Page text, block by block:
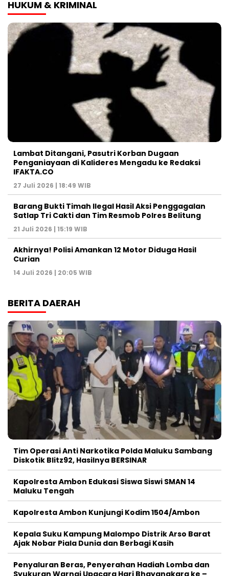
HUKUM & KRIMINAL
Lambat Ditangani, Pasutri Korban Dugaan
Penganiayaan di Kalideres Mengadu ke Redaksi
IFAKTA.CO
27 Juli 2026 | 18:49 WIB
Barang Bukti Timah Ilegal Hasil Aksi Penggagalan
Satlap Tri Cakti dan Tim Resmob Polres Belitung
21 Juli 2026 | 15:19 WIB
Akhirnya! Polisi Amankan 12 Motor Diduga Hasil
Curian
14 Juli 2026 | 20:05 WIB
BERITA DAERAH
Tim Operasi Anti Narkotika Polda Maluku Sambang
Diskotik Blitz92, Hasilnya BERSINAR
Kapolresta Ambon Edukasi Siswa Siswi SMAN 14
Maluku Tengah
Kapolresta Ambon Kunjungi Kodim 1504/Ambon
Kepala Suku Kampung Malompo Distrik Arso Barat
Ajak Nobar Piala Dunia dan Berbagi Kasih
Penyaluran Beras, Penyerahan Hadiah Lomba dan
Syukuran Warnai Upacara Hari Bhayangkara ke –